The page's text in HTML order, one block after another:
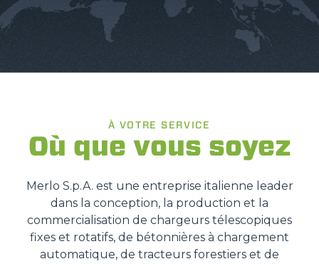
À VOTRE SERVICE
Où que vous soyez
Merlo S.p.A. est une entreprise italienne leader
dans la conception, la production et la
commercialisation de chargeurs télescopiques
fixes et rotatifs, de bétonnières à chargement
automatique, de tracteurs forestiers et de